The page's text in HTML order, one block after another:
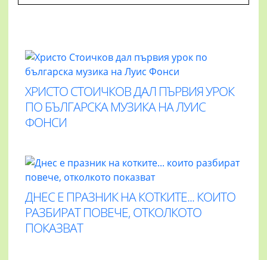
ХРИСТО СТОИЧКОВ ДАЛ ПЪРВИЯ УРОК
ПО БЪЛГАРСКА МУЗИКА НА ЛУИС
ФОНСИ
ДНЕС Е ПРАЗНИК НА КОТКИТЕ... КОИТО
РАЗБИРАТ ПОВЕЧЕ, ОТКОЛКОТО
ПОКАЗВАТ